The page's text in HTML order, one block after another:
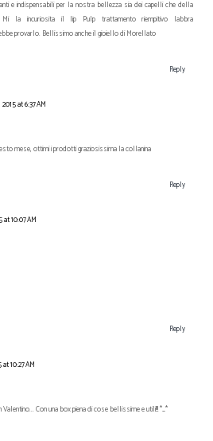
e indispensabili per la nostra bellezza sia dei capelli che della
la incuriosita il lip Pulp trattamento riempitivo labbra
provarlo. Bellissimo anche il gioiello di Morellato
Reply
at 6:37 AM
mese, ottimi i prodotti graziosissima la collanina
Reply
at 10:07 AM
Reply
at 10:27 AM
Con una box piena di cose bellissime e utili!!! *_*